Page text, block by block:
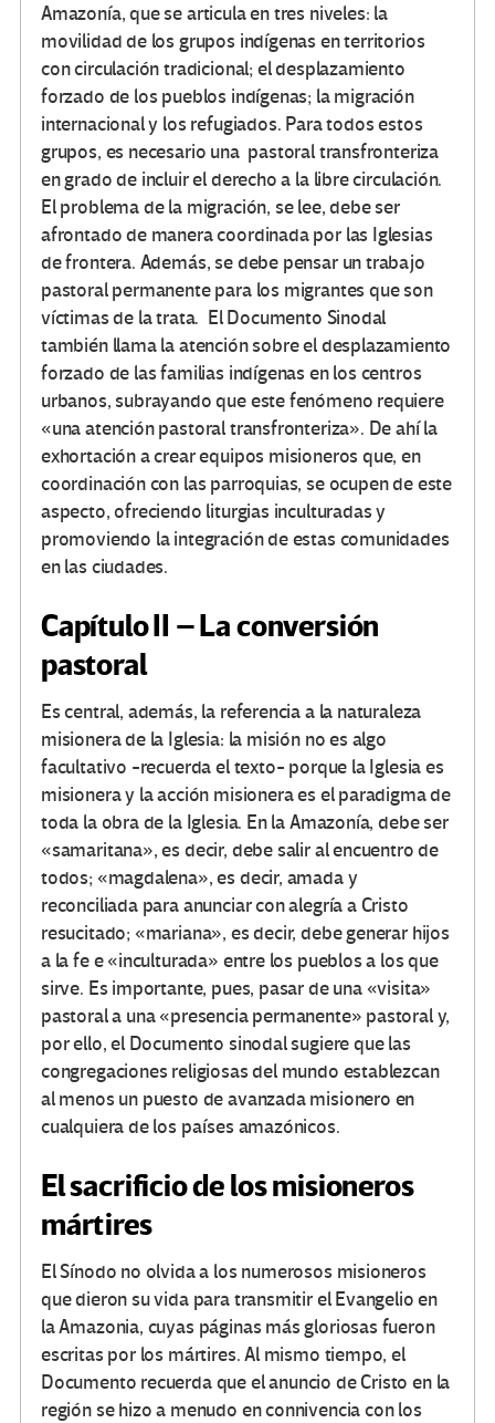
Amazonía, que se articula en tres niveles: la
movilidad de los grupos indígenas en territorios
con circulación tradicional; el desplazamiento
forzado de los pueblos indígenas; la migración
internacional y los refugiados. Para todos estos
grupos, es necesario una pastoral transfronteriza
en grado de incluir el derecho a la libre circulación.
El problema de la migración, se lee, debe ser
afrontado de manera coordinada por las Iglesias
de frontera. Además, se debe pensar un trabajo
pastoral permanente para los migrantes que son
víctimas de la trata. El Documento Sinodal
también llama la atención sobre el desplazamiento
forzado de las familias indígenas en los centros
urbanos, subrayando que este fenómeno requiere
«una atención pastoral transfronteriza». De ahí la
exhortación a crear equipos misioneros que, en
coordinación con las parroquias, se ocupen de este
aspecto, ofreciendo liturgias inculturadas y
promoviendo la integración de estas comunidades
en las ciudades.
Capítulo II – La conversión
pastoral
Es central, además, la referencia a la naturaleza
misionera de la Iglesia: la misión no es algo
facultativo -recuerda el texto- porque la Iglesia es
misionera y la acción misionera es el paradigma de
toda la obra de la Iglesia. En la Amazonía, debe ser
«samaritana», es decir, debe salir al encuentro de
todos; «magdalena», es decir, amada y
reconciliada para anunciar con alegría a Cristo
resucitado; «mariana», es decir, debe generar hijos
a la fe e «inculturada» entre los pueblos a los que
sirve. Es importante, pues, pasar de una «visita»
pastoral a una «presencia permanente» pastoral y,
por ello, el Documento sinodal sugiere que las
congregaciones religiosas del mundo establezcan
al menos un puesto de avanzada misionero en
cualquiera de los países amazónicos.
El sacrificio de los misioneros
mártires
El Sínodo no olvida a los numerosos misioneros
que dieron su vida para transmitir el Evangelio en
la Amazonia, cuyas páginas más gloriosas fueron
escritas por los mártires. Al mismo tiempo, el
Documento recuerda que el anuncio de Cristo en la
región se hizo a menudo en connivencia con los